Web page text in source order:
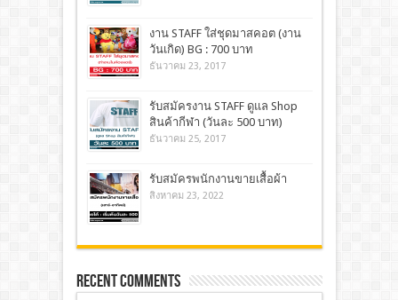
งาน STAFF ใส่ชุดมาสคอต (งาน
วันเกิด) BG : 700 บาท
ธันวาคม 23, 2017
รับสมัครงาน STAFF ดูแล Shop
สินค้ากีฬา (วันละ 500 บาท)
ธันวาคม 25, 2017
รับสมัครพนักงานขายเสื้อผ้า
สิงหาคม 23, 2022
Recent Comments